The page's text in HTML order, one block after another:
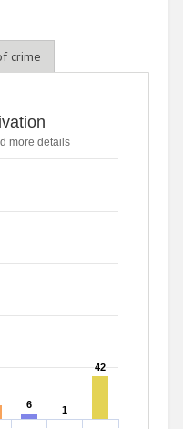
crime
details
categories.
values. Range: 0 to 250.
more details
6
6 1
1
42
42